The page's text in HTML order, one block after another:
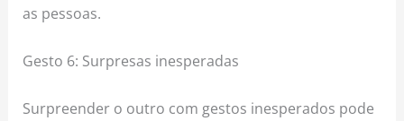
as pessoas.
Gesto 6: Surpresas inesperadas
Surpreender o outro com gestos inesperados pode